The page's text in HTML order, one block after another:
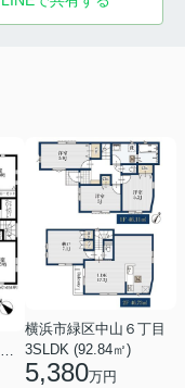
横浜市緑区東本郷５丁目
横浜市緑区中山６丁目
3SLDK (92.84㎡)
5,380万円